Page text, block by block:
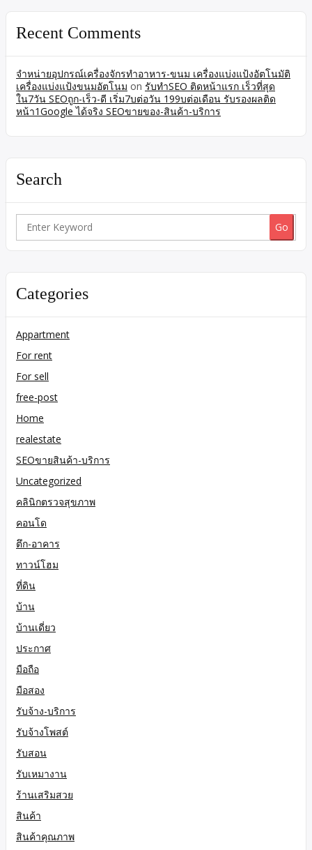
Recent Comments
จำหน่ายอุปกรณ์เครื่องจักรทำอาหาร-ขนม เครื่องแบ่งแป้งอัตโนมัติ
เครื่องแบ่งแป้งขนมอัตโนม on รับทำSEO ติดหน้าแรก เร็วที่สุด
ใน7วัน SEOถูก-เร็ว-ดี เริ่ม7บต่อวัน 199บต่อเดือน รับรองผลติด
หน้า1Google ได้จริง SEOขายของ-สินค้า-บริการ
Search
Search
Categories
Appartment
For rent
For sell
free-post
Home
realestate
SEOขายสินค้า-บริการ
Uncategorized
คลินิกตรวจสุขภาพ
คอนโด
ตึก-อาคาร
ทาวน์โฮม
ที่ดิน
บ้าน
บ้านเดี่ยว
ประกาศ
มือถือ
มือสอง
รับจ้าง-บริการ
รับจ้างโพสต์
รับสอน
รับเหมางาน
ร้านเสริมสวย
สินค้า
สินค้าคุณภาพ